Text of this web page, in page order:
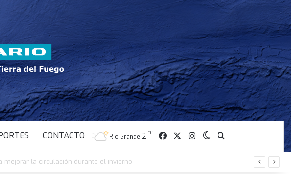
CONTACTO Rio Grande 2 ℃ FacebookInstagramSwitch skin
y Tolhuin durante este sábado